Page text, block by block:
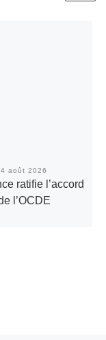
4 août 2026
ratifie l’accord
l’OCDE